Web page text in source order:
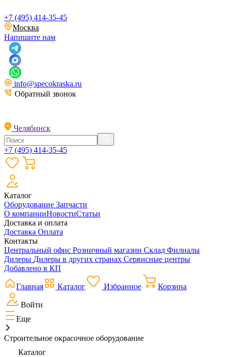
+7 (495) 414-35-45
Москва
Напишите нам
info@specokraska.ru
Обратный звонок
Челябинск
+7 (495) 414-35-45
Каталог
Оборудование Запчасти
О компанииНовостиСтатьи
Доставка и оплата
Доставка Оплата
Контакты
Центральный офис Розничный магазин Склад Филиалы
Дилеры Дилеры в других странах Сервисные центры
Добавлено в КП
Главная Каталог Избранное Корзина
Войти
Еще
Строительное окрасочное оборудование
Каталог